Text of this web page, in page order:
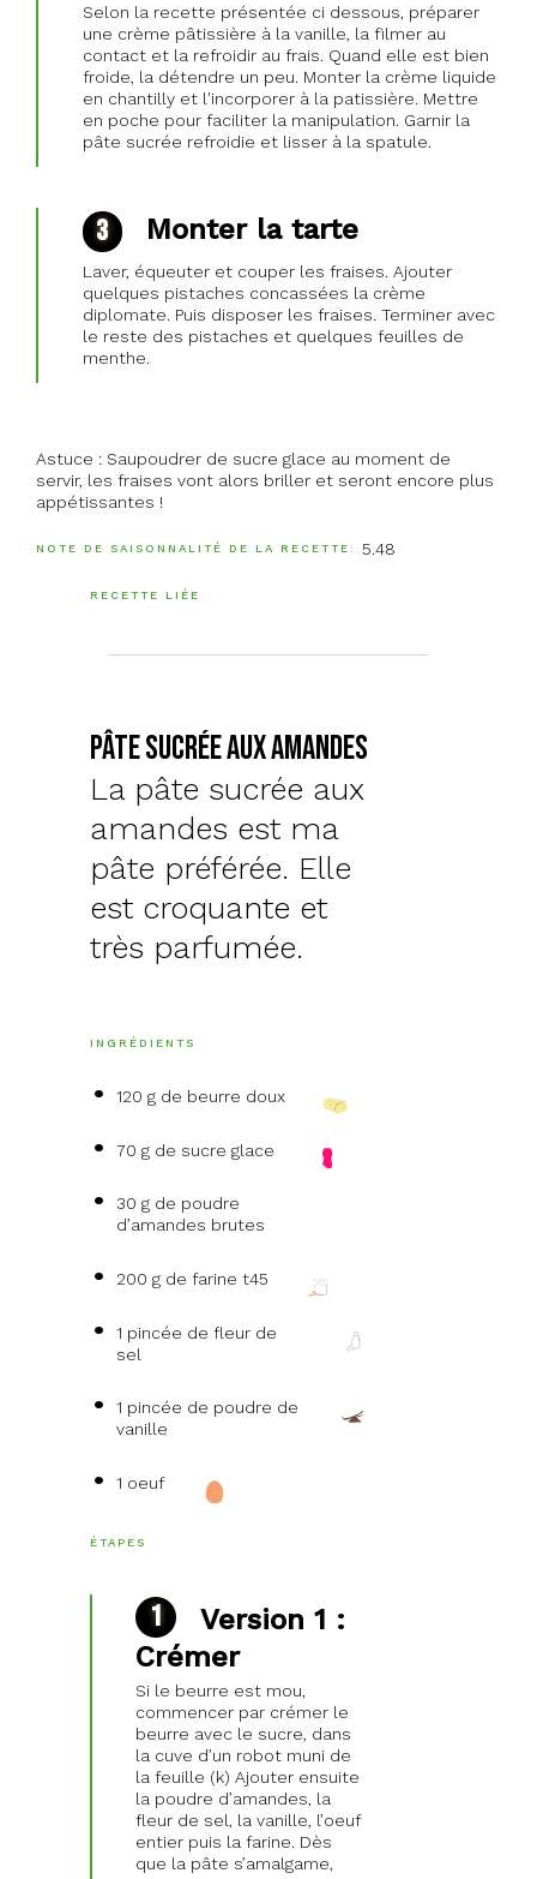
Selon la recette présentée ci dessous, préparer
une crème pâtissière à la vanille, la filmer au
contact et la refroidir au frais. Quand elle est bien
froide, la détendre un peu. Monter la crème liquide
en chantilly et l'incorporer à la patissière. Mettre
en poche pour faciliter la manipulation. Garnir la
pâte sucrée refroidie et lisser à la spatule.
Monter la tarte
Laver, équeuter et couper les fraises. Ajouter
quelques pistaches concassées la crème
diplomate. Puis disposer les fraises. Terminer avec
le reste des pistaches et quelques feuilles de
menthe.
Astuce : Saupoudrer de sucre glace au moment de
servir, les fraises vont alors briller et seront encore plus
appétissantes !
NOTE DE SAISONNALITÉ DE LA RECETTE 5.48
RECETTE LIÉE
Pâte sucrée aux amandes
La pâte sucrée aux
amandes est ma
pâte préférée. Elle
est croquante et
très parfumée.
INGRÉDIENTS
120 g de beurre doux
70 g de sucre glace
30 g de poudre
d’amandes brutes
200 g de farine t45
1 pincée de fleur de
sel
1 pincée de poudre de
vanille
1 oeuf
ÉTAPES
Version 1 :
Crémer
Si le beurre est mou,
commencer par crémer le
beurre avec le sucre, dans
la cuve d’un robot muni de
la feuille (k) Ajouter ensuite
la poudre d’amandes, la
fleur de sel, la vanille, l’oeuf
entier puis la farine. Dès
que la pâte s’amalgame,